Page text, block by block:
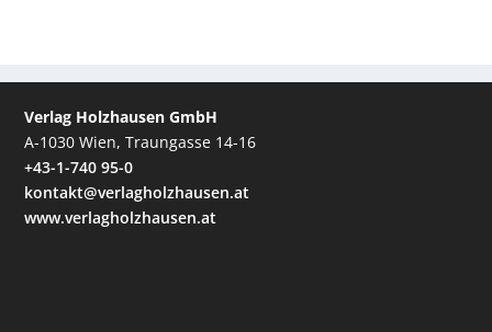
Verlag Holzhausen GmbH
A-1030 Wien, Traungasse 14-16
+43-1-740 95-0
kontakt@verlagholzhausen.at
www.verlagholzhausen.at